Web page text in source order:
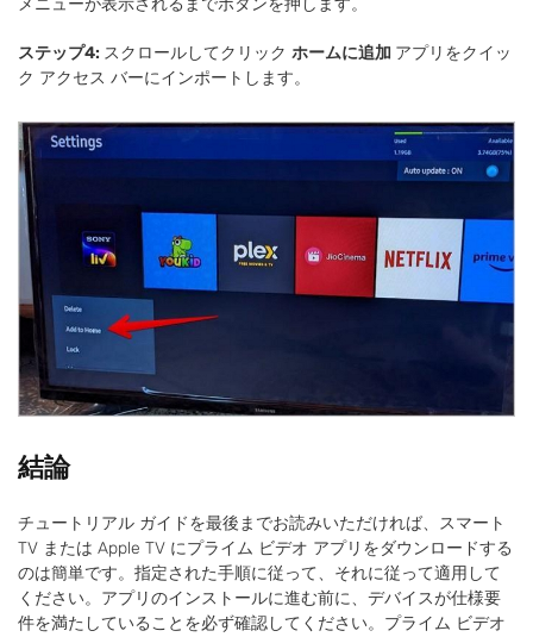
メニューが表示されるまでボタンを押します。
ステップ4: スクロールしてクリック ホームに追加 アプリをクイッ
ク アクセス バーにインポートします。
結論
チュートリアル ガイドを最後までお読みいただければ、スマート
TV または Apple TV にプライム ビデオ アプリをダウンロードする
のは簡単です。指定された手順に従って、それに従って適用して
ください。アプリのインストールに進む前に、デバイスが仕様要
件を満たしていることを必ず確認してください。プライム ビデオ